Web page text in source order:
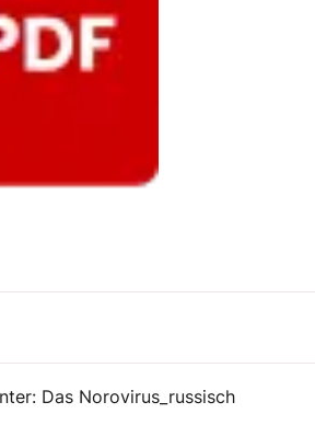
Das Norovirus_russisch